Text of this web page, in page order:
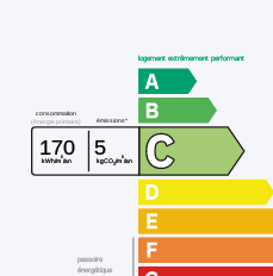
passoire
énergétique
logement extrêmement performant
consommation
(énergie primaire)
170
kWh/m²/an
émissions*
5
kgCO2/m
²
/an